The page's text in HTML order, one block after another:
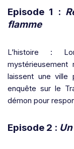
Episode 1 :
flamme
L’histoire :
mystérieusement
laissent une ville
enquête sur le
démon pour
Episode 2 :